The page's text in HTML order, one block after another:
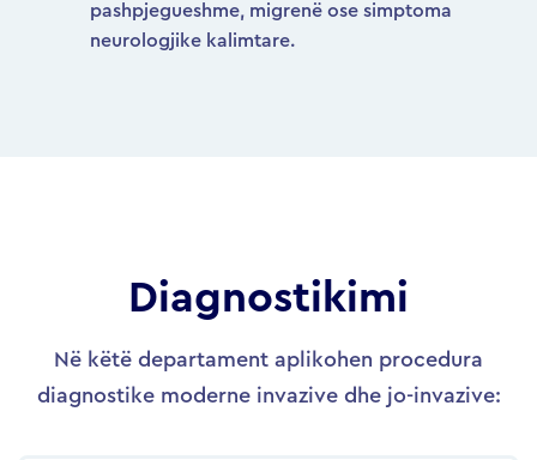
pashpjegueshme, migrenë ose simptoma
neurologjike kalimtare.
Diagnostikimi
Në këtë departament aplikohen procedura
diagnostike moderne invazive dhe jo-invazive: